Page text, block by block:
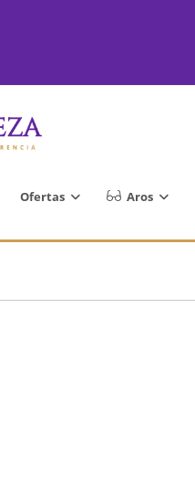
Ofertas Aros